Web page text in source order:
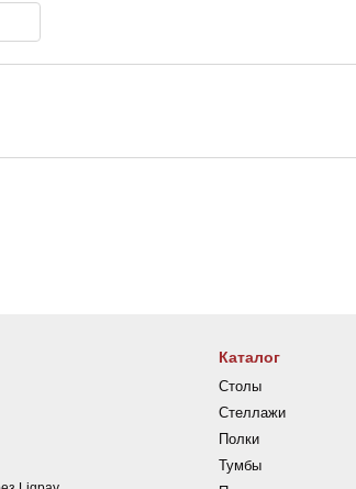
Каталог
Столы
Стеллажи
Полки
Тумбы